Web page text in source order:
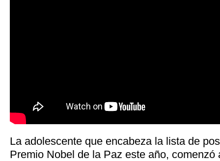
La adolescente que encabeza la lista de
Premio Nobel de la Paz este año, comenzó